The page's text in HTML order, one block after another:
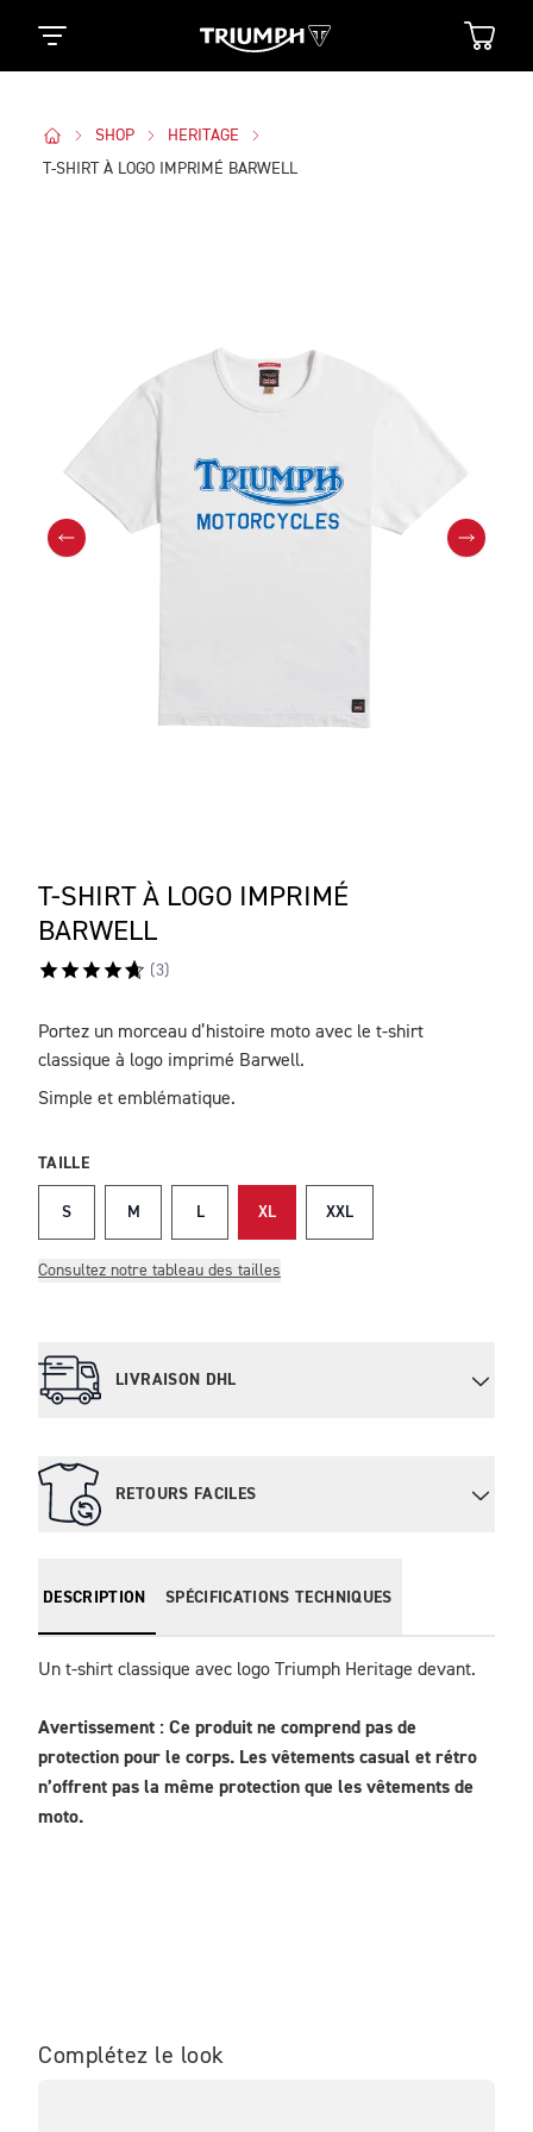
SHOP
HERITAGE
T-SHIRT À LOGO IMPRIMÉ BARWELL
T-SHIRT À LOGO IMPRIMÉ
BARWELL
(3)
DESCRIPTION
Portez un morceau d’histoire moto avec le t-shirt
classique à logo imprimé Barwell.
Simple et emblématique.
TAILLE
S M L XL XXL
Consultez notre tableau des tailles
LIVRAISON DHL
RETOURS FACILES
DESCRIPTION SPÉCIFICATIONS TECHNIQUES
Un t-shirt classique avec logo Triumph Heritage devant.
Avertissement : Ce produit ne comprend pas de
protection pour le corps. Les vêtements casual et rétro
n’offrent pas la même protection que les vêtements de
moto.
Complétez le look